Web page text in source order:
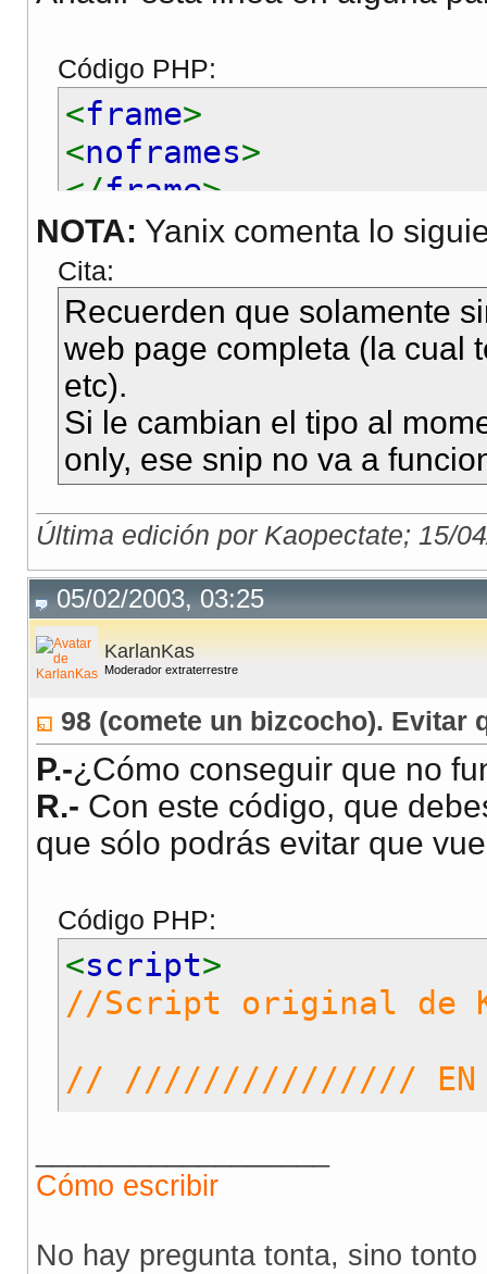
Código PHP:
<frame>
<noframes>
</frame>
</noframes>
NOTA: Yanix comenta lo
Cita:
Recuerden que solamente
web page completa (la cual
etc).
Si le cambian el tipo al
only, ese snip no va a
Última edición por Kaopectate; 15/
05/02/2003, 03:25
KarlanKas
Moderador extraterrestre
98 (comete un bizcocho). Evitar
P.-¿Cómo conseguir que no
R.- Con este código, que
que sólo podrás evitar que
Código PHP:
<script>
//Script original de
// /////////////// EN
if (history.forward
Cómo escribir
No hay pregunta tonta, sino